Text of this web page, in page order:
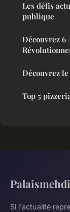
Les défis
publique
Découvrez 6
Découvrez
Top 5
Palaismehdi
Si l'actualité